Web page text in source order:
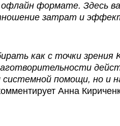
формате. Здесь
затрат и
как с точки зрения
системной помощи, но и
Анна